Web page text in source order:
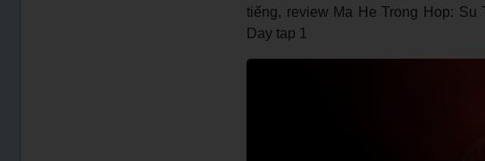
tiếng, review Ma He Trong Hop: Su
Day tap 1